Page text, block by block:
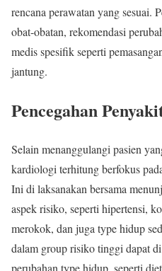
rencana perawatan yang sesuai.
obat-obatan, rekomendasi
medis spesifik seperti
jantung.
Pencegahan
Selain menanggulangi pasien
kardiologi terhitung berfokus
Ini di laksanakan bersama
aspek risiko, seperti hipertensi,
merokok, dan juga type hidup
dalam group risiko tinggi dapat
perubahan type hidup, seperti